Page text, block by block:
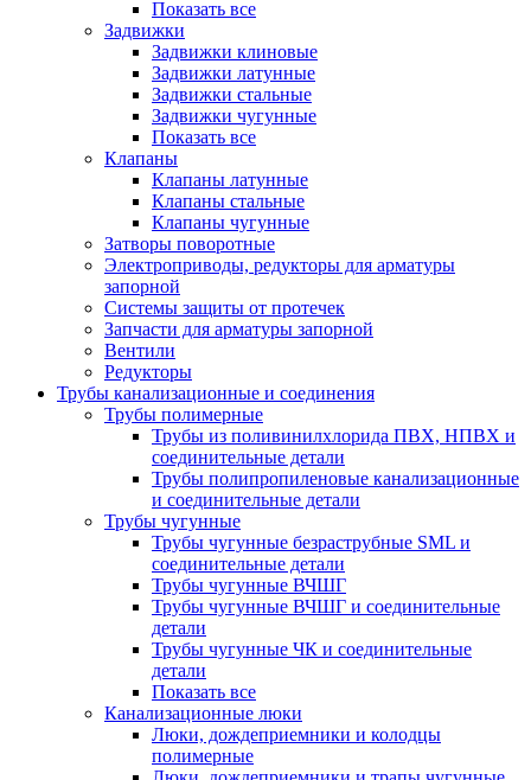
Показать все
Задвижки
Задвижки клиновые
Задвижки латунные
Задвижки стальные
Задвижки чугунные
Показать все
Клапаны
Клапаны латунные
Клапаны стальные
Клапаны чугунные
Затворы поворотные
Электроприводы, редукторы для арматуры
запорной
Системы защиты от протечек
Запчасти для арматуры запорной
Вентили
Редукторы
Трубы канализационные и соединения
Трубы полимерные
Трубы из поливинилхлорида ПВХ, НПВХ и
соединительные детали
Трубы полипропиленовые канализационные
и соединительные детали
Трубы чугунные
Трубы чугунные безраструбные SML и
соединительные детали
Трубы чугунные ВЧШГ
Трубы чугунные ВЧШГ и соединительные
детали
Трубы чугунные ЧК и соединительные
детали
Показать все
Канализационные люки
Люки, дождеприемники и колодцы
полимерные